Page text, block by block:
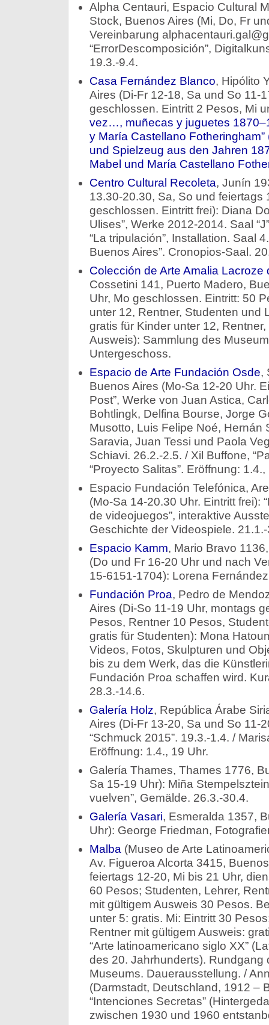
Alpha Centauri, Espacio Cultural
Stock, Buenos Aires (Mi, Do, Fr
Vereinbarung
“ErrorDescomposición”,
19.3.-9.4.
Casa Fernández Blanco, Hipólito
Aires (Di-Fr 12-18, Sa und So 11-
geschlossen. Eintritt 2 Pesos, Mi
vez…, muñecas y juguetes
y María Castellano
und Spielzeug aus den Jahren
Mabel und María Castellano
Centro Cultural Recoleta, Junín
13.30-20.30, Sa, So und feiertags
geschlossen. Eintritt frei): Diana
Ulises”, Werke 2012-2014. Saal
“La tripulación”, Installation. Saal
Buenos Aires”. Cronopios-Saal.
Colección de Arte Amalia Lacroze
Cossetini 141, Puerto Madero,
Uhr, Mo geschlossen. Eintritt: 50
unter 12, Rentner, Studenten und
gratis für Kinder unter 12,
Ausweis): Sammlung des
Untergeschoss.
Espacio de Arte Fundación Osde,
Buenos Aires (Mo-Sa 12-20 Uhr.
Post”, Werke von Juan Astica,
Bohtlingk, Delfina Bourse, Jorge
Musotto, Luis Felipe Noé, Hernán
Saravia, Juan Tessi und Paola
Schiavi. 26.2.-2.5. / Xil Buffone,
“Proyecto Salitas”. Eröffnung:
Espacio Fundación Telefónica,
(Mo-Sa 14-20.30 Uhr. Eintritt frei):
de videojuegos”, interaktive
Geschichte der Videospiele.
Espacio Kamm, Mario Bravo
(Do und Fr 16-20 Uhr und nach
15-6151-1704): Lorena
Fundación Proa, Pedro de
Aires (Di-So 11-19 Uhr, montags
Pesos, Rentner 10 Pesos,
gratis für Studenten): Mona
Videos, Fotos, Skulpturen und
bis zu dem Werk, das die
Fundación Proa schaffen wird.
28.3.-14.6.
Galería Holz, República Árabe
Aires (Di-Fr 13-20, Sa und So 11-
“Schmuck 2015”. 19.3.-1.4. /
Eröffnung: 1.4., 19 Uhr.
Galería Thames, Thames 1776,
Sa 15-19 Uhr): Miña
vuelven”, Gemälde. 26.3.-30.4.
Galería Vasari, Esmeralda 1357,
Uhr): George Friedman,
Malba (Museo de Arte
Av. Figueroa Alcorta 3415,
feiertags 12-20, Mi bis 21 Uhr,
60 Pesos; Studenten, Lehrer,
mit gültigem Ausweis 30 Pesos.
unter 5: gratis. Mi: Eintritt 30
Rentner mit gültigem Ausweis:
“Arte latinoamericano siglo XX”
des 20. Jahrhunderts). Rundgang
Museums. Dauerausstellung. /
(Darmstadt, Deutschland, 1912 –
“Intenciones Secretas”
zwischen 1930 und 1960